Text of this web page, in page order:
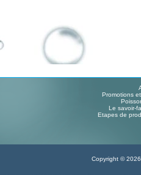
Promotions
Le savoir-
Etapes de
Copyright ©